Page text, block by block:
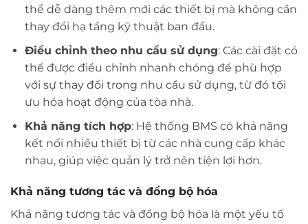
thể dễ dàng thêm mới các thiết bị mà không cần
thay đổi hạ tầng kỹ thuật ban đầu.
Điều chỉnh theo nhu cầu sử dụng: Các cài đặt có
thể được điều chỉnh nhanh chóng để phù hợp
với sự thay đổi trong nhu cầu sử dụng, từ đó tối
ưu hóa hoạt động của tòa nhà.
Khả năng tích hợp: Hệ thống BMS có khả năng
kết nối nhiều thiết bị từ các nhà cung cấp khác
nhau, giúp việc quản lý trở nên tiện lợi hơn.
Khả năng tương tác và đồng bộ hóa
Khả năng tương tác và đồng bộ hóa là một yếu tố